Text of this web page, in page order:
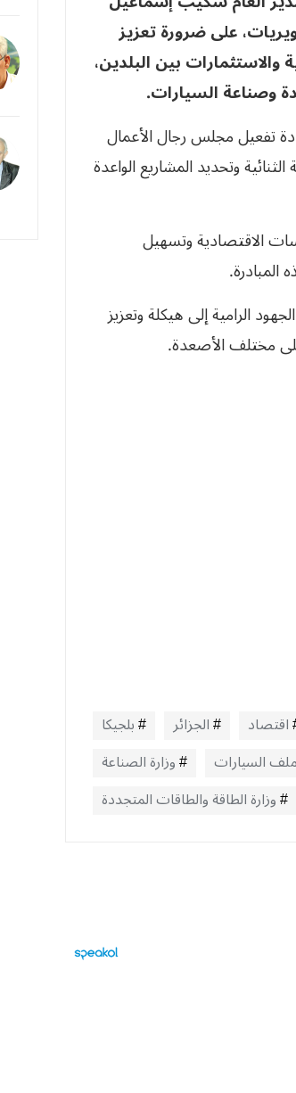
على ضرورة تعزيز
والاستثمارات بين البلدين،
وصناعة السيارات.
تفعيل مجلس رجال الأعمال
الاقتصادية الثنائية وتحديد المشاريع الواعدة
الاقتصادية وتسهيل
الرامية إلى هيكلة وتعزيز
على مختلف الأصعدة.
اقتصاد الجزائر
بلجيكا
ملف السيارات
وزارة الصناعة
وزارة الطاقة والطاقات المتجددة